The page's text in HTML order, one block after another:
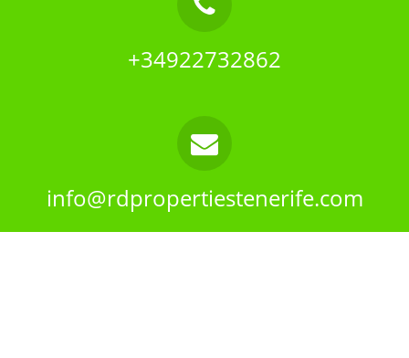
+34922732862
info@rdpropertiestenerife.com